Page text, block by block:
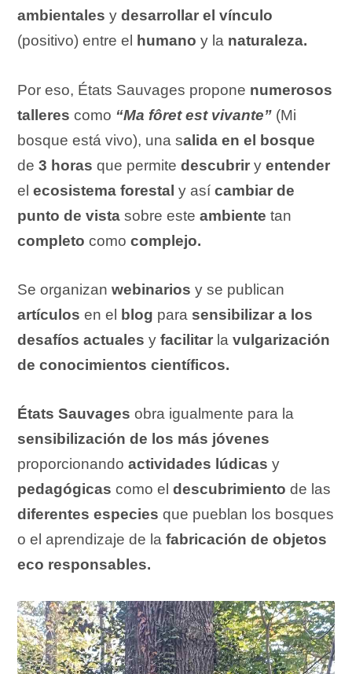
ambientales y desarrollar el vínculo
(positivo) entre el
humano y la naturaleza.
Por eso, États Sauvages propone numerosos
talleres como “Ma fôret est vivante” (Mi
bosque está vivo), una salida en el bosque
de 3 horas que permitedescubrir yentender
elecosistema forestal y asícambiar de
punto de vista sobre esteambiente tan
completo comocomplejo.
Se organizanwebinarios y se publican
artículos en el blog para sensibilizar a los
desafíos actuales yfacilitar lavulgarización
de conocimientos científicos.
États Sauvages obra igualmente para la
sensibilización de los más jóvenes
proporcionandoactividades lúdicas y
pedagógicas como eldescubrimiento de las
diferentes especies que pueblan los bosques
o el aprendizaje de lafabricación de objetos
eco responsables.